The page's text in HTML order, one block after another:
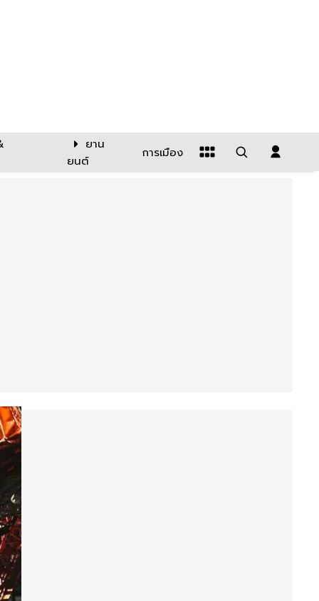
ยาน
ยนต์
การเมือง